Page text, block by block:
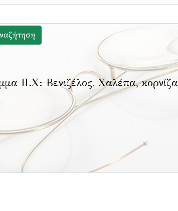
Π.Χ: Βενιζέλος, Χαλέπα, κορνίζα